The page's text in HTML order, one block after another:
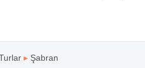
▸ Şabran